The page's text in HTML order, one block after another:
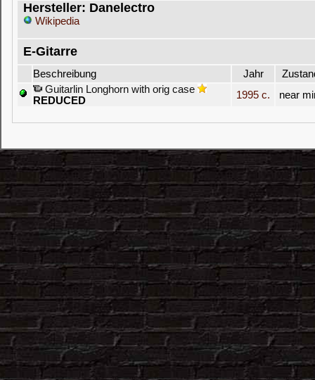
Hersteller: Danelectro
Wikipedia
E-Gitarre
Beschreibung Jahr
Guitarlin Longhorn with orig case
REDUCED
1995 c. near